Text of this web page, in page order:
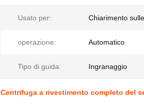
Usato per: Chiarimento
operazione: Automatico
Tipo di guida: Ingranaggio
Centrifuga a rivestimento completo del